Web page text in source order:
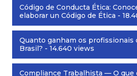
Código de Conducta Ética:
elaborar un Código de Ética -
Quanto ganham os profissionais
Brasil? - 14.640 views
Compliance Trabalhista — O que